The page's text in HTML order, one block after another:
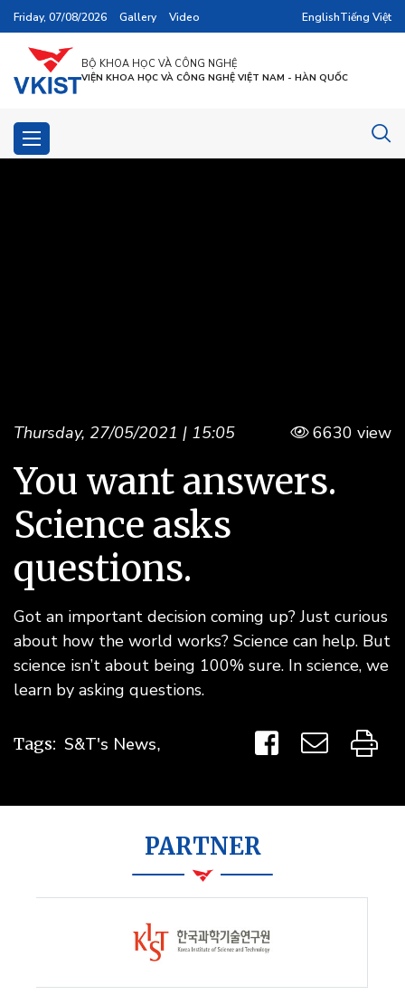
Friday, 07/08/2026 Gallery Video EnglishTiếng Việt
BỘ KHOA HỌC VÀ CÔNG NGHỆ
VIỆN KHOA HỌC VÀ CÔNG NGHỆ VIỆT NAM - HÀN QUỐC
Thursday, 27/05/2021 | 15:05 6630 view
You want answers.
Science asks
questions.
Got an important decision coming up? Just curious
about how the world works? Science can help. But
science isn’t about being 100% sure. In science, we
learn by asking questions.
Tags: S&T's News,
PARTNER